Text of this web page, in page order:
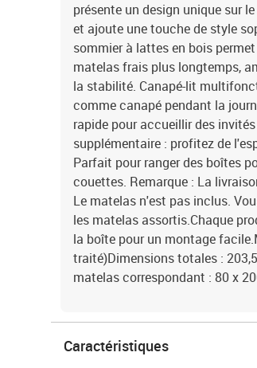
présente un design unique sur
et ajoute une touche de style
sommier à lattes en bois
matelas frais plus longtemps,
la stabilité. Canapé-lit
comme canapé pendant la
rapide pour accueillir des
supplémentaire : profitez de
Parfait pour ranger des boîtes
couettes. Remarque : La
Le matelas n'est pas inclus.
les matelas assortis.Chaque
la boîte pour un montage
traité)Dimensions totales :
matelas correspondant : 80 x
Caractéristiques